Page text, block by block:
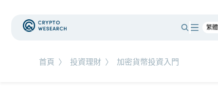
首頁 〉 投資理財 〉 加密貨幣投資入門